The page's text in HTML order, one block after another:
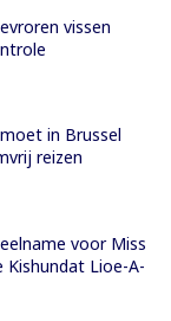
vissen
in Brussel
reizen
voor Miss
Kishundat Lioe-A-